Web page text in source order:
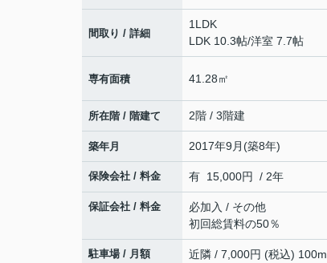
間取り / 詳細
1LDK
LDK 10.3帖/洋室 7.7帖
専有面積 41.28㎡
所在階 / 階建て 2階 / 3階建
築年月 2017年9月(築8年)
保険会社 / 料金 有 15,000円 / 2年
保証会社 / 料金
必加入 / その他
初回総賃料の50％
駐車場 / 月額 近隣 / 7,000円 (税込) 100m